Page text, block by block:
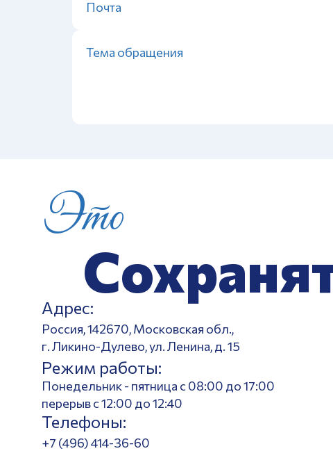
Это
Адрес:
Россия, 142670, Московская обл.,
г. Ликино-Дулево, ул. Ленина, д. 15
Режим работы:
Понедельник - пятница с 08:00 до 17:00
перерыв с 12:00 до 12:40
Телефоны:
+7 (496) 414-36-60